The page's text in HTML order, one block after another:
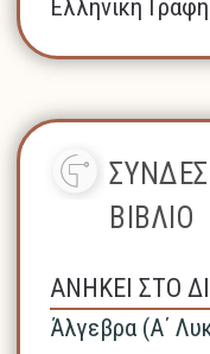
Ελληνική Γραφή
ΒΙΒΛΙΟ
ΑΝΗΚΕΙ ΣΤΟ
Άλγεβρα (A΄